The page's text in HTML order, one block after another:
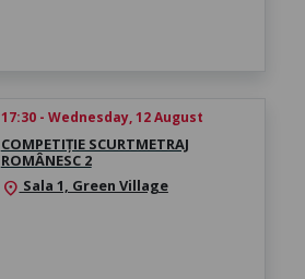
17:30 - Wednesday, 12 August
COMPETIȚIE SCURTMETRAJ
ROMÂNESC 2
location_on Sala 1, Green Village